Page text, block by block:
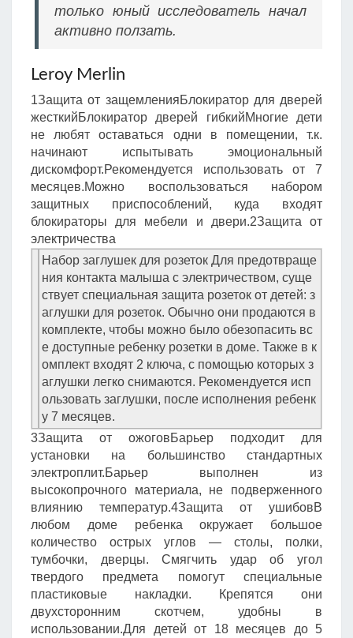
только юный исследователь начал
активно ползать.
Leroy Merlin
1Защита от защемленияБлокиратор для дверей
жесткийБлокиратор дверей гибкийМногие дети
не любят оставаться одни в помещении, т.к.
начинают испытывать эмоциональный
дискомфорт.Рекомендуется использовать от 7
месяцев.Можно воспользоваться набором
защитных приспособлений, куда входят
блокираторы для мебели и двери.2Защита от
электричества
Набор заглушек для розеток Для предотвраще
ния контакта малыша с электричеством, суще
ствует специальная защита розеток от детей: з
аглушки для розеток. Обычно они продаются в
комплекте, чтобы можно было обезопасить вс
е доступные ребенку розетки в доме. Также в к
омплект входят 2 ключа, с помощью которых з
аглушки легко снимаются. Рекомендуется исп
ользовать заглушки, после исполнения ребенк
у 7 месяцев.
3Защита от ожоговБарьер подходит для
установки на большинство стандартных
электроплит.Барьер выполнен из
высокопрочного материала, не подверженного
влиянию температур.4Защита от ушибовВ
любом доме ребенка окружает большое
количество острых углов — столы, полки,
тумбочки, дверцы. Смягчить удар об угол
твердого предмета помогут специальные
пластиковые накладки. Крепятся они
двухсторонним скотчем, удобны в
использовании.Для детей от 18 месяцев до 5